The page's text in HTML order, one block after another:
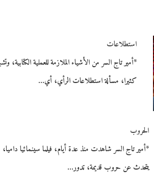
استطلاعات
*أمير تاج السر من الأشياء الملازمة للعملية الكتابية،
كثيرا، مسألة استطلاعات الرأي، أي…
الحروب
*أمير تاج السر شاهدت منذ عدة أيام، فيلما سينمائيا داميا،
يتحدث عن حروب قديمة، تدور…